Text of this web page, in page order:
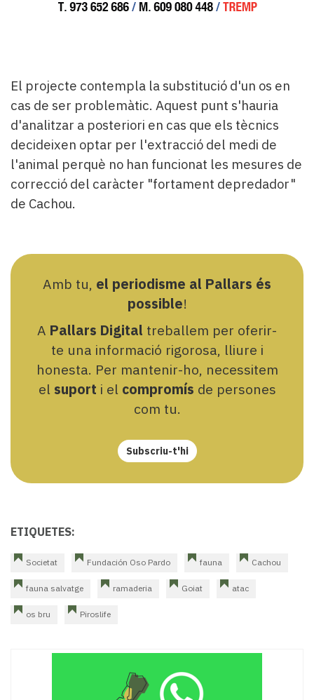
El projecte contempla la substitució d'un os en
cas de ser problemàtic. Aquest punt s'hauria
d'analitzar a posteriori en cas que els tècnics
decideixen optar per l'extracció del medi de
l'animal perquè no han funcionat les mesures de
correcció del caràcter "fortament depredador"
de Cachou.
Amb tu, el periodisme al Pallars és
possible!
A Pallars Digital treballem per oferir-
te una informació rigorosa, lliure i
honesta. Per mantenir-ho, necessitem
el suport i el compromís de persones
com tu.
Subscriu-t'hi
ETIQUETES:
Societat Fundación Oso Pardo fauna Cachou
fauna salvatge ramaderia Goiat atac
os bru Piroslife